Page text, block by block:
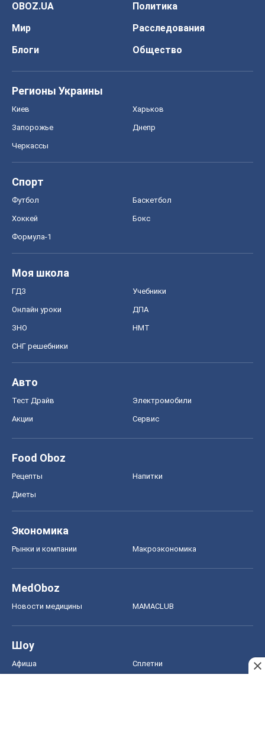
OBOZ.UA
Политика
Мир
Расследования
Блоги
Общество
Регионы Украины
Киев Харьков
Запорожье Днепр
Черкассы
Спорт
Футбол Баскетбол
Хоккей Бокс
Формула-1
Моя школа
ГДЗ Учебники
Онлайн уроки ДПА
ЗНО НМТ
СНГ решебники
Авто
Тест Драйв Электромобили
Акции Сервис
Food Oboz
Рецепты Напитки
Диеты
Экономика
Рынки и компании Mакроэкономика
MedOboz
Новости медицины MAMACLUB
Шоу
Афиша Сплетни